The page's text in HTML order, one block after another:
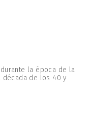
la época de la
década de los 40 y